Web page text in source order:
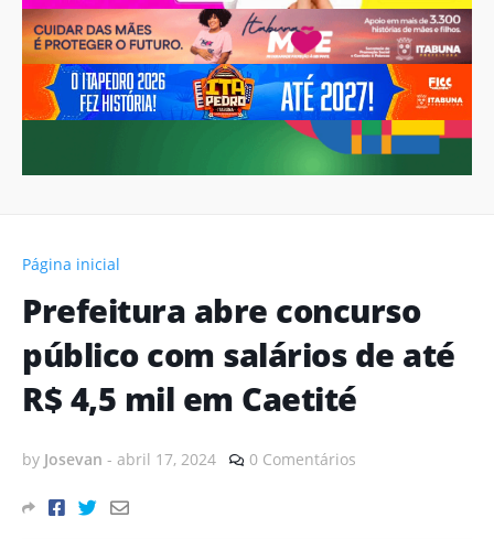
Página inicial
Prefeitura abre concurso
público com salários de até
R$ 4,5 mil em Caetité
by Josevan - abril 17, 2024 0 Comentários